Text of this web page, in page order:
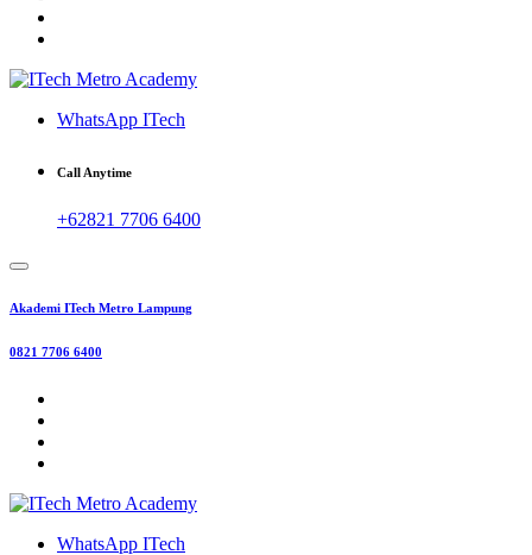
WhatsApp ITech
Call Anytime
+62821 7706 6400
Akademi ITech Metro Lampung
0821 7706 6400
WhatsApp ITech